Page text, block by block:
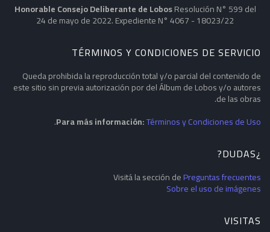
Honorable Consejo Deliberante de LobosResolución N° 599 del
24 de mayo de 2022. Expediente N° 4067 - 18023/22
TÉRMINOS Y CONDICIONES DE SERVICIO
Queda prohibida la reproducción total y/o parcial del contenido de
este sitio sin previa autorización por del Álbum de Lobos y/o autores
de las obras.
Para más información:Términos y Condiciones de Uso
.
¿DUDAS?
Visitá la sección dePreguntas frecuentes
Sobre el uso de imágenes
VISITAS